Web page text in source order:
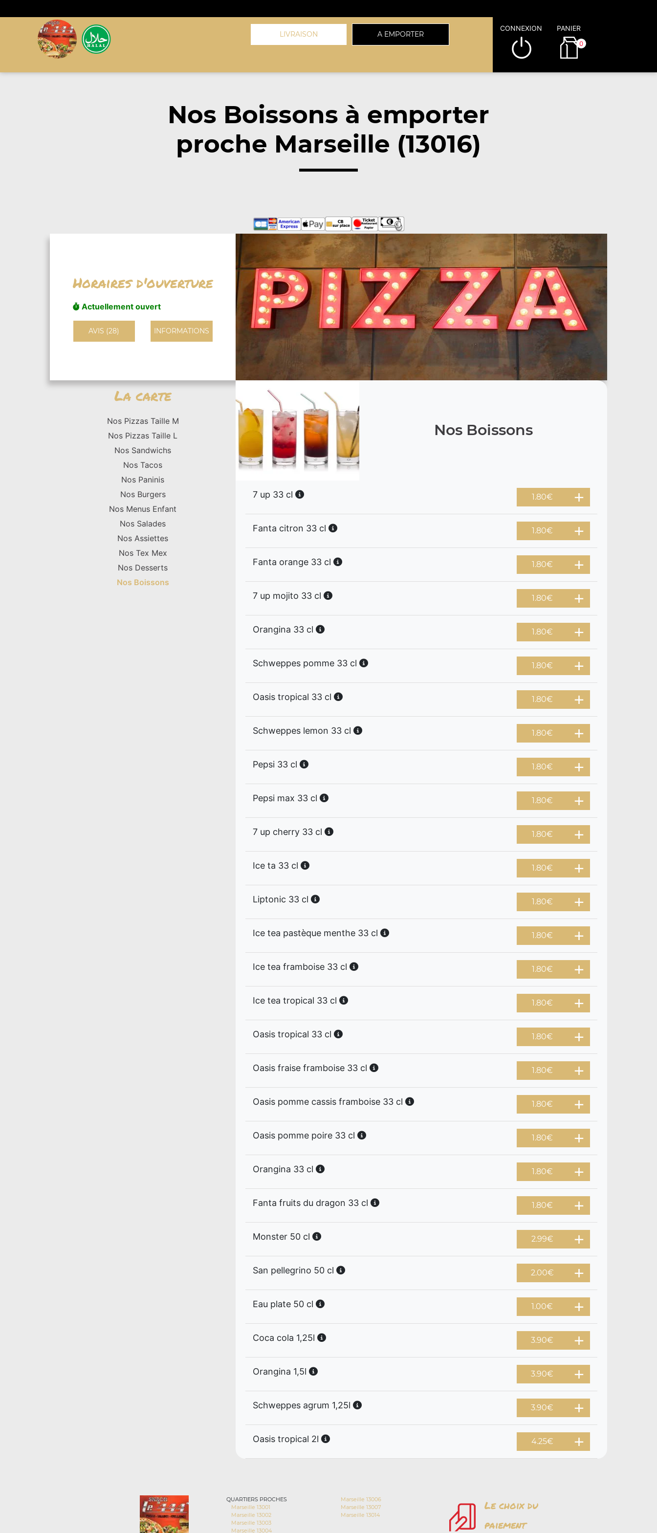
LIVRAISON A EMPORTER
CONNEXION PANIER
0
Nos Boissons à emporter
proche Marseille (13016)
Horaires d'ouverture
Actuellement ouvert
AVIS (28) INFORMATIONS
La carte
Nos Pizzas Taille M
Nos Pizzas Taille L
Nos Sandwichs
Nos Tacos
Nos Paninis
Nos Burgers
Nos Menus Enfant
Nos Salades
Nos Assiettes
Nos Tex Mex
Nos Desserts
Nos Boissons
Nos Boissons
7 up 33 cl 1.80€
Fanta citron 33 cl 1.80€
Fanta orange 33 cl 1.80€
7 up mojito 33 cl 1.80€
Orangina 33 cl 1.80€
Schweppes pomme 33 cl 1.80€
Oasis tropical 33 cl 1.80€
Schweppes lemon 33 cl 1.80€
Pepsi 33 cl 1.80€
Pepsi max 33 cl 1.80€
7 up cherry 33 cl 1.80€
Ice ta 33 cl 1.80€
Liptonic 33 cl 1.80€
Ice tea pastèque menthe 33 cl 1.80€
Ice tea framboise 33 cl 1.80€
Ice tea tropical 33 cl 1.80€
Oasis tropical 33 cl 1.80€
Oasis fraise framboise 33 cl 1.80€
Oasis pomme cassis framboise 33 cl 1.80€
Oasis pomme poire 33 cl 1.80€
Orangina 33 cl 1.80€
Fanta fruits du dragon 33 cl 1.80€
Monster 50 cl 2.99€
San pellegrino 50 cl 2.00€
Eau plate 50 cl 1.00€
Coca cola 1,25l 3.90€
Orangina 1,5l 3.90€
Schweppes agrum 1,25l 3.90€
Oasis tropical 2l 4.25€
QUARTIERS PROCHES
Marseille 13001
Marseille 13002
Marseille 13003
Marseille 13004
Marseille 13006
Marseille 13007
Marseille 13014
Le choix du
paiement